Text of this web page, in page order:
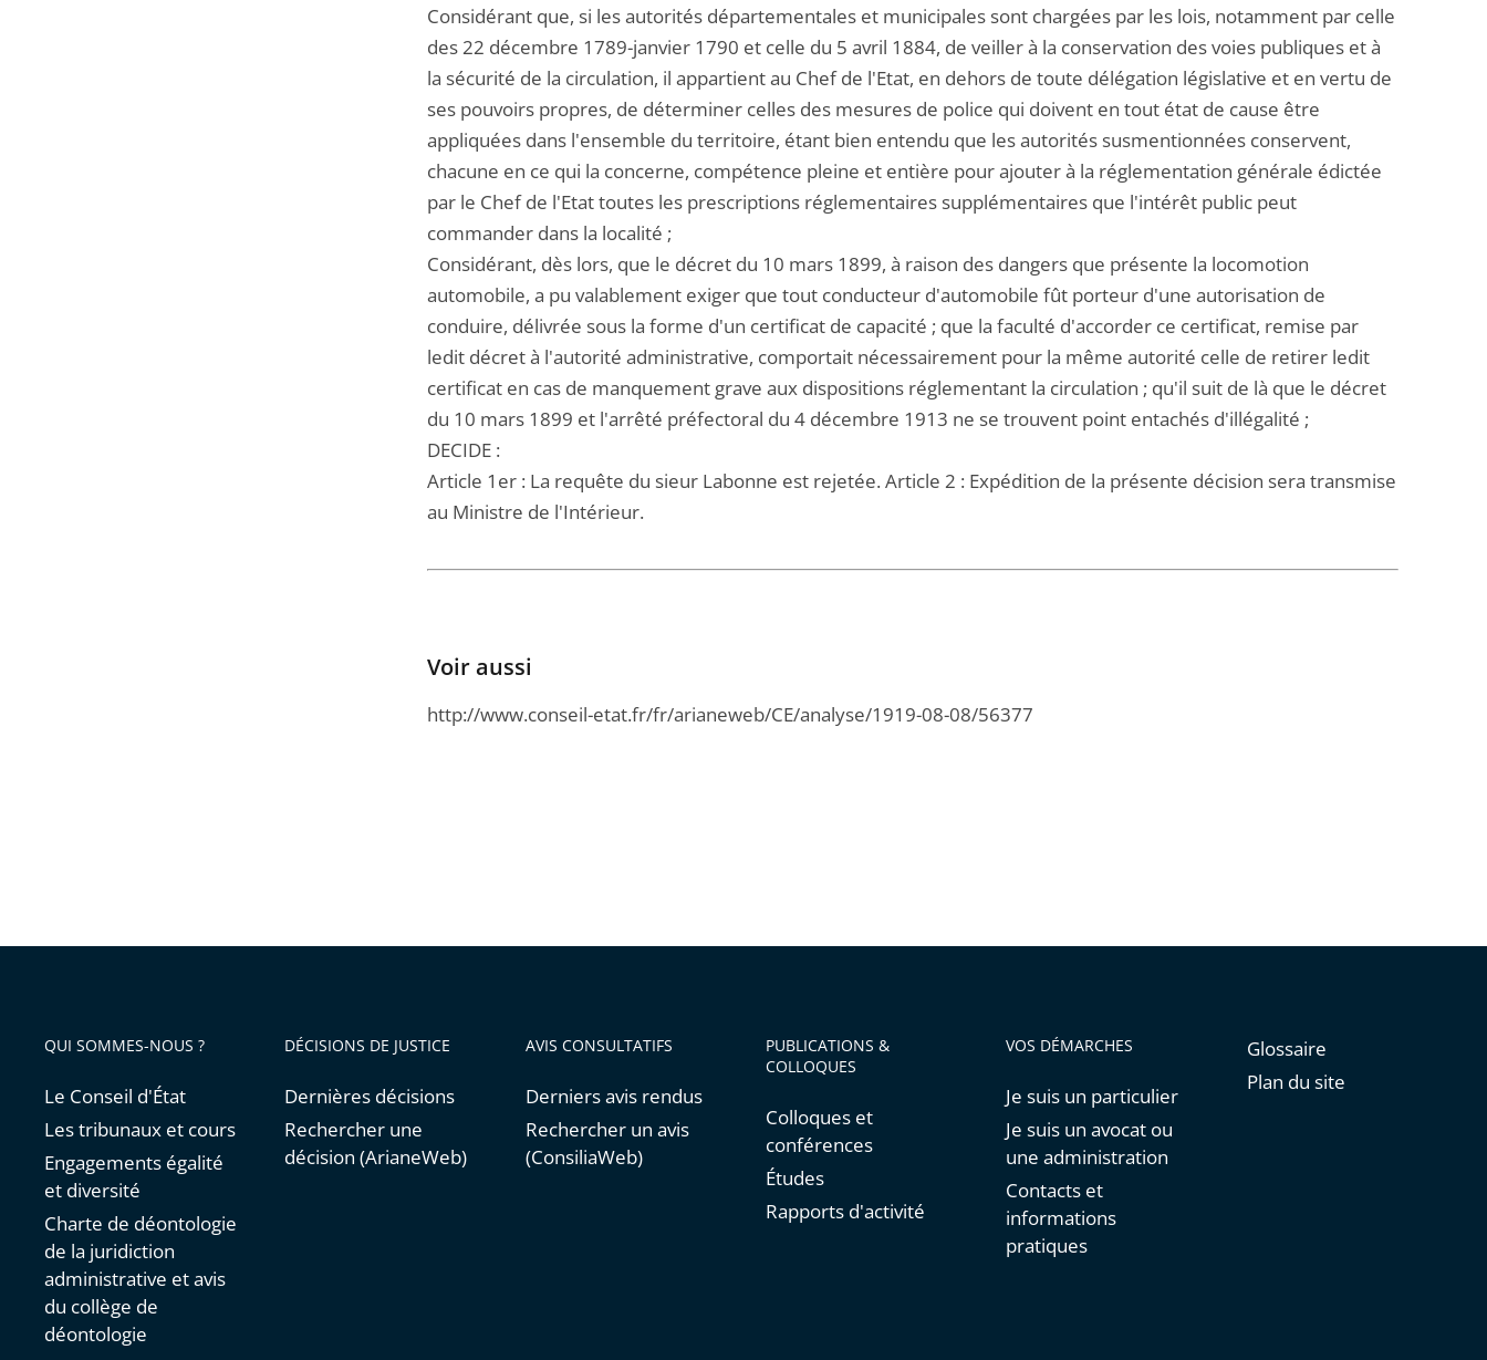
Considérant que, si les autorités départementales et municipales sont chargées par les lois, notamment par celle
des 22 décembre 1789-janvier 1790 et celle du 5 avril 1884, de veiller à la conservation des voies publiques et à
la sécurité de la circulation, il appartient au Chef de l'Etat, en dehors de toute délégation législative et en vertu de
ses pouvoirs propres, de déterminer celles des mesures de police qui doivent en tout état de cause être
appliquées dans l'ensemble du territoire, étant bien entendu que les autorités susmentionnées conservent,
chacune en ce qui la concerne, compétence pleine et entière pour ajouter à la réglementation générale édictée
par le Chef de l'Etat toutes les prescriptions réglementaires supplémentaires que l'intérêt public peut
commander dans la localité ;
Considérant, dès lors, que le décret du 10 mars 1899, à raison des dangers que présente la locomotion
automobile, a pu valablement exiger que tout conducteur d'automobile fût porteur d'une autorisation de
conduire, délivrée sous la forme d'un certificat de capacité ; que la faculté d'accorder ce certificat, remise par
ledit décret à l'autorité administrative, comportait nécessairement pour la même autorité celle de retirer ledit
certificat en cas de manquement grave aux dispositions réglementant la circulation ; qu'il suit de là que le décret
du 10 mars 1899 et l'arrêté préfectoral du 4 décembre 1913 ne se trouvent point entachés d'illégalité ;
DECIDE :
Article 1er : La requête du sieur Labonne est rejetée. Article 2 : Expédition de la présente décision sera transmise
au Ministre de l'Intérieur.
Voir aussi
http://www.conseil-etat.fr/fr/arianeweb/CE/analyse/1919-08-08/56377
QUI SOMMES-NOUS ?
Le Conseil d'État
Les tribunaux et cours
Engagements égalité
et diversité
Charte de déontologie
de la juridiction
administrative et avis
du collège de
déontologie
DÉCISIONS DE JUSTICE
Dernières décisions
Rechercher une
décision (ArianeWeb)
AVIS CONSULTATIFS
Derniers avis rendus
Rechercher un avis
(ConsiliaWeb)
PUBLICATIONS &
COLLOQUES
Colloques et
conférences
Études
Rapports d'activité
VOS DÉMARCHES
Je suis un particulier
Je suis un avocat ou
une administration
Contacts et
informations
pratiques
Glossaire
Plan du site